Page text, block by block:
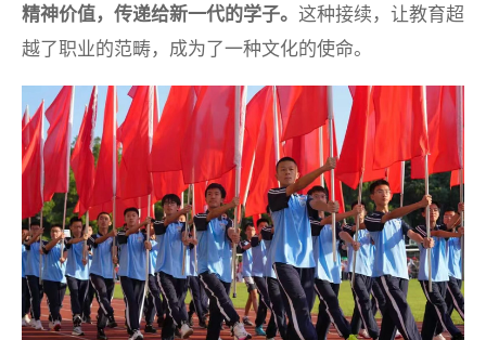
精神价值，传递给新一代的学子。 这种接续，让教育超
越了职业的范畴，成为了一种文化的使命。